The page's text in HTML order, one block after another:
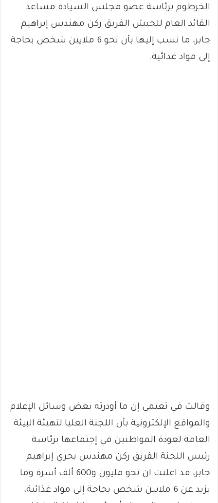
الخرطوم برئاسة عضو مجلس السيادة مساعد
القائد العام للجيش الفريق ركن مهندس إبراهيم
جابر، ما نسب إليها بأن نحو 6 ملايين شخص بحاجة
إلى مواد غذائية.
وقالت في تعيمي إن ما أودرته بعض وسائل الإعلام
والمواقع الإلكترونية بأن اللجنة العليا لتهيئة البيئة
العامة لعودة المواطنين في إجتماعها برئاسة
رئيس اللجنة الفريق ركن مهندس بحري إبراهيم
جابر، قد اعلنت ان نحو مليون و600 ألف أسرة وما
يزيد عن 6 ملايين شخص بحاجة إلى مواد غذائية،